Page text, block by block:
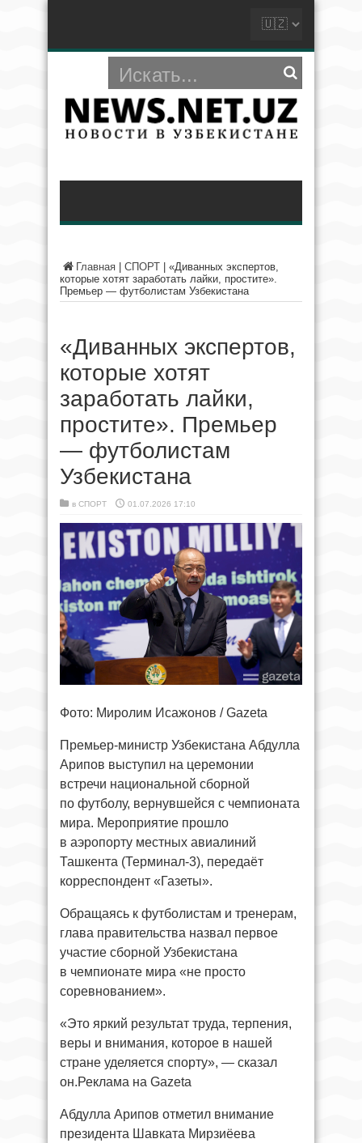
Главная СПОРТ
«Диванных экспертов,
которые хотят заработать лайки, простите».
Премьер — футболистам Узбекистана
«Диванных экспертов,
которые хотят
заработать лайки,
простите». Премьер
— футболистам
Узбекистана
в СПОРТ 01.07.2026 17:10
Фото: Миролим Исажонов / Gazeta
Премьер-министр Узбекистана Абдулла
Арипов выступил на церемонии
встречи национальной сборной
по футболу, вернувшейся с чемпионата
мира. Мероприятие прошло
в аэропорту местных авиалиний
Ташкента (Терминал-3), передаёт
корреспондент «Газеты».
Обращаясь к футболистам и тренерам,
глава правительства назвал первое
участие сборной Узбекистана
в чемпионате мира «не просто
соревнованием».
«Это яркий результат труда, терпения,
веры и внимания, которое в нашей
стране уделяется спорту», — сказал
он.Реклама на Gazeta
Абдулла Арипов отметил внимание
президента Шавката Мирзиёева